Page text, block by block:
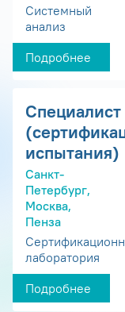
Системный
анализ
Подробнее
Специалист
испытания)
Санкт-
Петербург,
Москва,
Пенза
лаборатория
Подробнее